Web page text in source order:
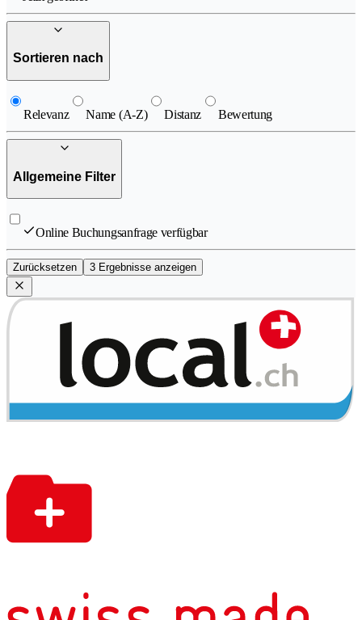
Sortieren nach
Relevanz Name (A-Z) Distanz Bewertung
Allgemeine Filter
Online Buchungsanfrage verfügbar
Zurücksetzen 3 Ergebnisse anzeigen